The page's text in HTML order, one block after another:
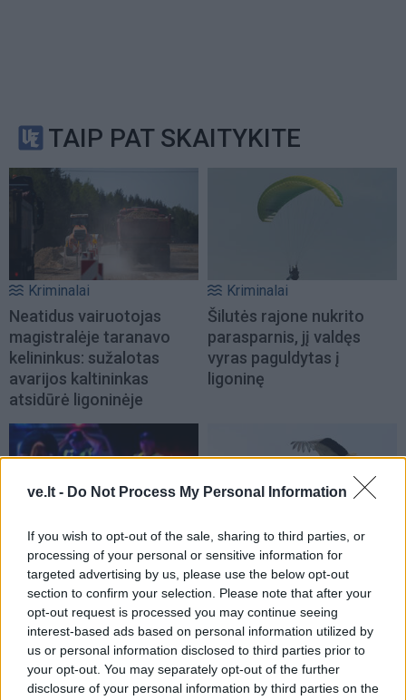
ve.lt - Do Not Process My Personal Information
If you wish to opt-out of the sale, sharing to third parties, or
processing of your personal or sensitive information for
targeted advertising by us, please use the below opt-out
section to confirm your selection. Please note that after your
opt-out request is processed you may continue seeing
interest-based ads based on personal information utilized by
us or personal information disclosed to third parties prior to
your opt-out. You may separately opt-out of the further
disclosure of your personal information by third parties on the
TAIP PAT SKAITYKITE
Kriminalai
Neatidus vairuotojas
magistralėje taranavo
kelininkus: sužalotas
avarijos kaltininkas
atsidūrė ligoninėje
Kriminalai
Šilutės rajone nukrito
parasparnis, jį valdęs
vyras paguldytas į
ligoninę
Kriminalai
Nuo girto vairuotojo
gaudynių iki skaudžių
smurto istorijų:
pareigūnai fiksavo nerimą
keliančius įvykius
Kriminalai
Policija Kretingos rajone
sulaikė gandrą nušovusį
neblaivų vyrą(1)